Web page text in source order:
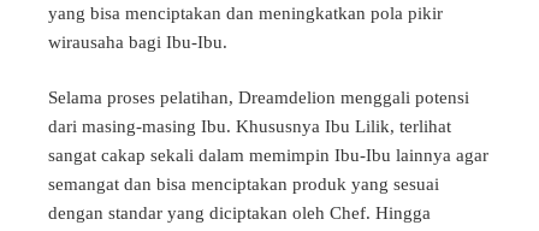
yang bisa menciptakan dan meningkatkan pola pikir
wirausaha bagi Ibu-Ibu.
Selama proses pelatihan, Dreamdelion menggali potensi
dari masing-masing Ibu. Khususnya Ibu Lilik, terlihat
sangat cakap sekali dalam memimpin Ibu-Ibu lainnya agar
semangat dan bisa menciptakan produk yang sesuai
dengan standar yang diciptakan oleh Chef. Hingga